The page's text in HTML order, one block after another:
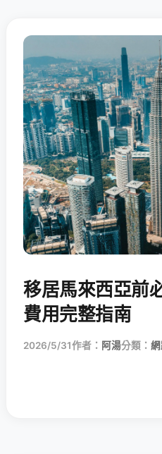
移居馬來西亞前
費用完整指南
2026/5/31作者： 阿湯分類：